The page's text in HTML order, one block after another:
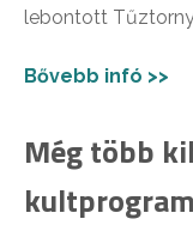
lebontott
Bővebb infó >>
Még több